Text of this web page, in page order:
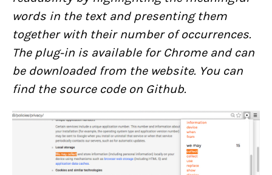
words in the text and presenting them
together with their number of occurrences.
The plug-in is available for Chrome and can
be downloaded from the website. You can
find the source code on Github.